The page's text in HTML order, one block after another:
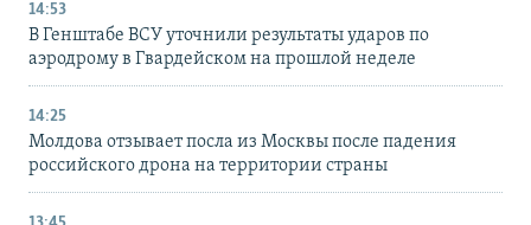
14:53
В Генштабе ВСУ уточнили результаты ударов по
аэродрому в Гвардейском на прошлой неделе
14:25
Молдова отзывает посла из Москвы после падения
российского дрона на территории страны